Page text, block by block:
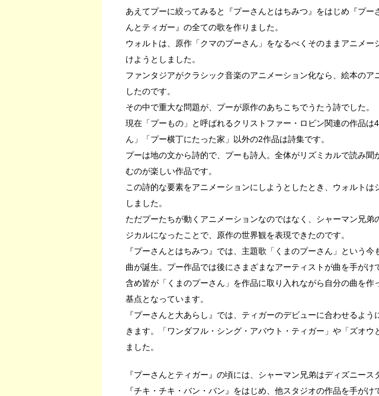
あえてプーに絞ってみると『プーさんとはちみつ』をはじめ『プー
んとティガー』の全ての歌を作りました。
ウォルトは、原作「クマのプーさん」をなるべくそのままアニメー
けようとしました。
ファンタジアがクラシック音楽のアニメーション化なら、絵本のア
したのです。
その中で重大な問題が、プーが原作のあちこちでうたう詩でした。
現在「プーもの」と呼ばれるクリストファー・ロビン関連の作品は
ん」「プー横丁にたった家」以外の2作品は詩集です。
プーは地の文から詩的で、プーも詩人。全体がリズミカルで読み聞
むのが楽しい作品です。
この詩的な要素をアニメーションにしようとしたとき、ウォルトは
しました。
ただプーたちが動くアニメーションなのではなく、シャーマン兄弟
ジカルになったことで、原作の世界観を表現できたのです。
『プーさんとはちみつ』では、主題歌「くまのプーさん」という今
曲が誕生。プー作品では後にさまざまなアーティストが曲を手がけ
含め皆が「くまのプーさん」を作品に取り入れながら自分の曲を作
基点となっています。
『プーさんと大あらし』では、ティガーのデビューに合わせるよう
きます。「ワンダフル・シング・アバウト・ティガー」や「ズオウ
ました。
『プーさんとティガー』の頃には、シャーマン兄弟はディズニース
『チキ・チキ・バン・バン』をはじめ、他スタジオの作品を手がけ